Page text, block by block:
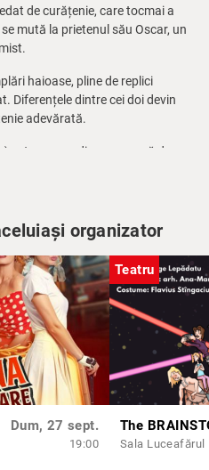
de curățenie, care tocmai a
mută la prietenul său Oscar, un
haioase, pline de replici
Diferențele dintre cei doi devin
adevărată.
) este o comedie spumoasă despre
contrastele pot uni oameni
lui Neil Simon rămâne un
umor inteligent, în care te vei
organizator
Dum, 27 sept.
19:00
Teatru
Sala Luceafărul